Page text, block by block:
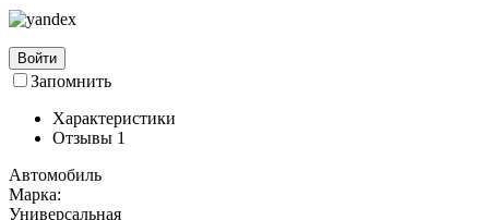
Войти
Запомнить
Характеристики
Отзывы 1
Автомобиль
Марка:
Универсальная